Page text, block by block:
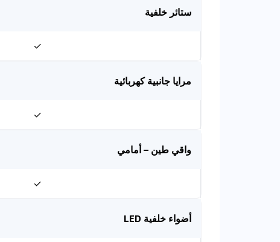
ستائر خلفية
✓
مرايا جانبية كهربائية
✓
واقي طين – أمامي
✓
أضواء خلفية LED